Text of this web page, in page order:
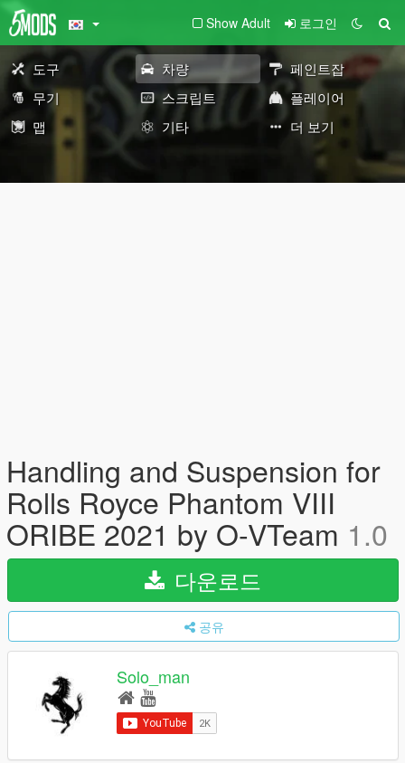
Show Adult 로그인
도구 차량
페인트잡
무기
스크립트
플레이어
맵
기타 더 보기
Handling and Suspension for
Rolls Royce Phantom VIII
ORIBE 2021 by O-VTeam 1.0
다운로드
공유
Solo_man